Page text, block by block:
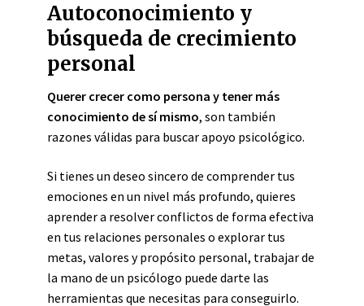
Autoconocimiento y
búsqueda de crecimiento
personal
Querer crecer como persona y tener más
conocimiento de sí mismo, son también
razones válidas para buscar apoyo psicológico.
Si tienes un deseo sincero de comprender tus
emociones en un nivel más profundo, quieres
aprender a resolver conflictos de forma efectiva
en tus relaciones personales o explorar tus
metas, valores y propósito personal, trabajar de
la mano de un psicólogo puede darte las
herramientas que necesitas para conseguirlo.